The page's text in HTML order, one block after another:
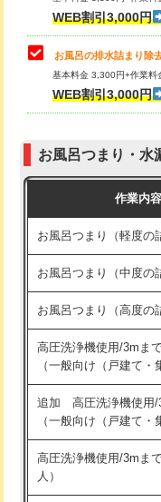
小便器トイレ脱着
その他部品の脱着
交換・取付（タンク）
交換・取付（普通便座
交換・取付（温水洗浄
交換・取付(単水栓（壁
式）)
交換・取付(混合水栓
式・ワンホール）)
交換・取付(排水栓・排
（P/S/ポップアップ）
交換・取付（その他部
持込商品取付（単水栓
持込商品取付（混合水
WEB割引3,000円
お風呂の排水詰まり除
基本料金 3,300円+作業
WEB割引3,000円
お風呂つまり・水
作業内容
お風呂つまり（軽度の
お風呂つまり（中度の
お風呂つまり（高度の
高圧洗浄機使用/3mま
（一般向け（戸建て・
追加 高圧洗浄機使用/
（一般向け（戸建て・
高圧洗浄機使用/3mま
人）